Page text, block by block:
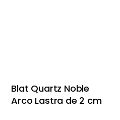
Blat Quartz Noble
Arco Lastra de 2 cm